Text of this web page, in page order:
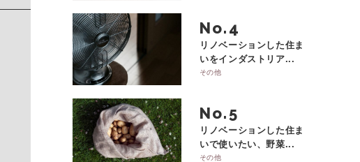
No.
リノベーションした住ま
いをインダストリア...
その他
No.
リノベーションした住ま
いで使いたい、野菜...
その他